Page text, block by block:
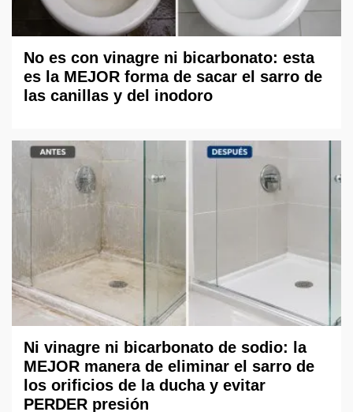
No es con vinagre ni bicarbonato: esta
es la MEJOR forma de sacar el sarro de
las canillas y del inodoro
Ni vinagre ni bicarbonato de sodio: la
MEJOR manera de eliminar el sarro de
los orificios de la ducha y evitar
PERDER presión